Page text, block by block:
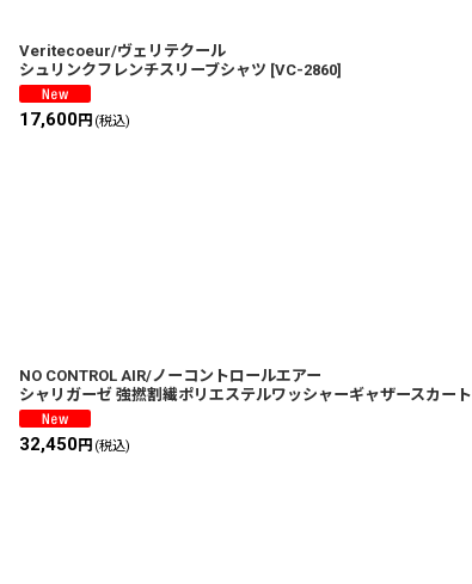
Veritecoeur/ヴェリテクール
シュリンクフレンチスリーブシャツ [VC-2860]
17,600円 (税込)
NO CONTROL AIR/ノーコントロールエアー
シャリガーゼ 強撚割繊ポリエステルワッシャーギャザースカート
32,450円 (税込)